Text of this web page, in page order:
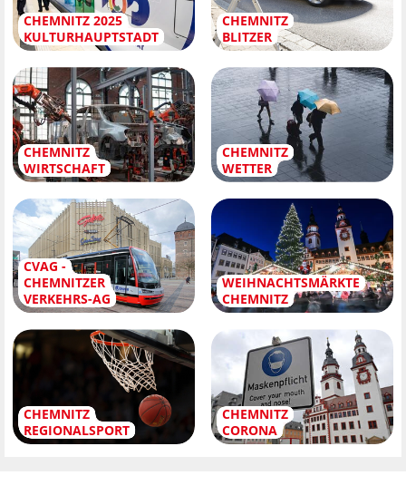
CHEMNITZ 2025
KULTURHAUPTSTADT
CHEMNITZ
BLITZER
CHEMNITZ
WIRTSCHAFT
CHEMNITZ
WETTER
CVAG -
CHEMNITZER
VERKEHRS-AG
WEIHNACHTSMÄRKTE
CHEMNITZ
CHEMNITZ
REGIONALSPORT
CHEMNITZ
CORONA